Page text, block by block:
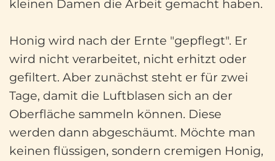
kleinen Damen die Arbeit gemacht haben.
Honig wird nach der Ernte "gepflegt". Er
wird nicht verarbeitet, nicht erhitzt oder
gefiltert. Aber zunächst steht er für zwei
Tage, damit die Luftblasen sich an der
Oberfläche sammeln können. Diese
werden dann abgeschäumt. Möchte man
keinen flüssigen, sondern cremigen Honig,